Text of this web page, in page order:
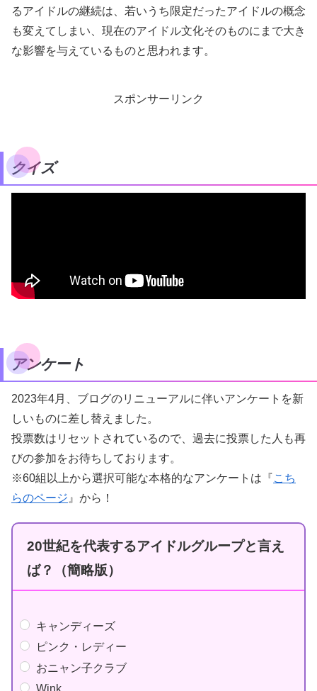
るアイドルの継続は、若いうち限定だったアイドルの概念
も変えてしまい、現在のアイドル文化そのものにまで大き
な影響を与えているものと思われます。
スポンサーリンク
クイズ
アンケート
2023年4月、ブログのリニューアルに伴いアンケートを新
しいものに差し替えました。
投票数はリセットされているので、過去に投票した人も再
びの参加をお待ちしております。
※60組以上から選択可能な本格的なアンケートは『こち
らのページ 』から！
20世紀を代表するアイドルグループと言え
ば？（簡略版）
キャンディーズ
ピンク・レディー
おニャン子クラブ